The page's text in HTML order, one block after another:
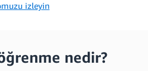
izleyin
nedir?